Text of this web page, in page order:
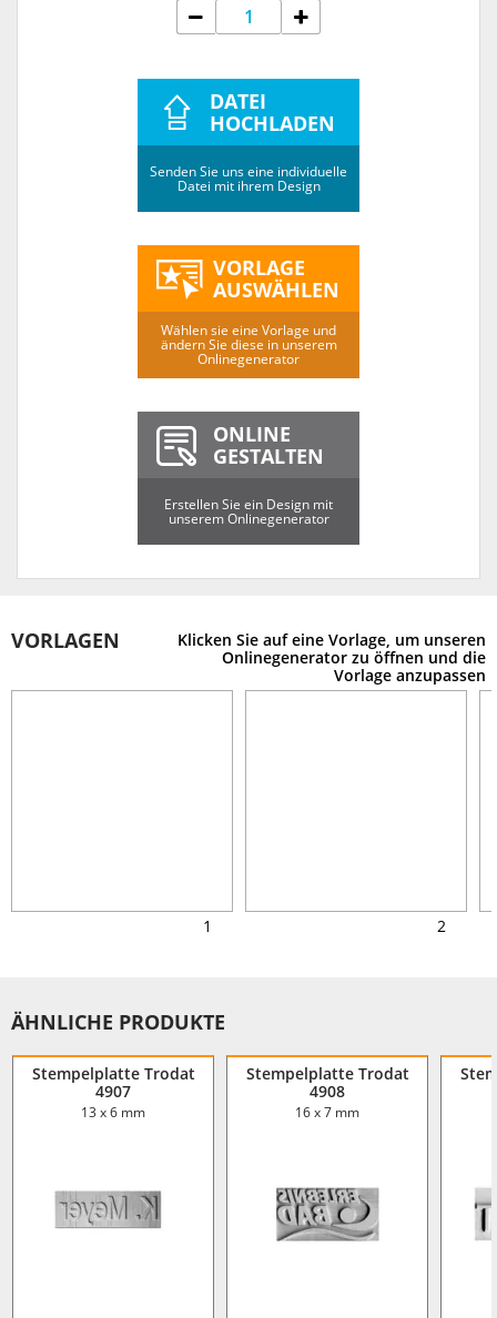
DATEI
HOCHLADEN
Senden Sie uns eine individuelle
Datei mit ihrem Design
VORLAGE
AUSWÄHLEN
Wählen sie eine Vorlage und
ändern Sie diese in unserem
Onlinegenerator
ONLINE
GESTALTEN
Erstellen Sie ein Design mit
unserem Onlinegenerator
VORLAGEN
Klicken Sie auf eine Vorlage, um unseren
Onlinegenerator zu öffnen und die
Vorlage anzupassen
1 2
ÄHNLICHE PRODUKTE
Stempelplatte Trodat
4907
13 x 6 mm
Stempelplatte Trodat
4908
16 x 7 mm